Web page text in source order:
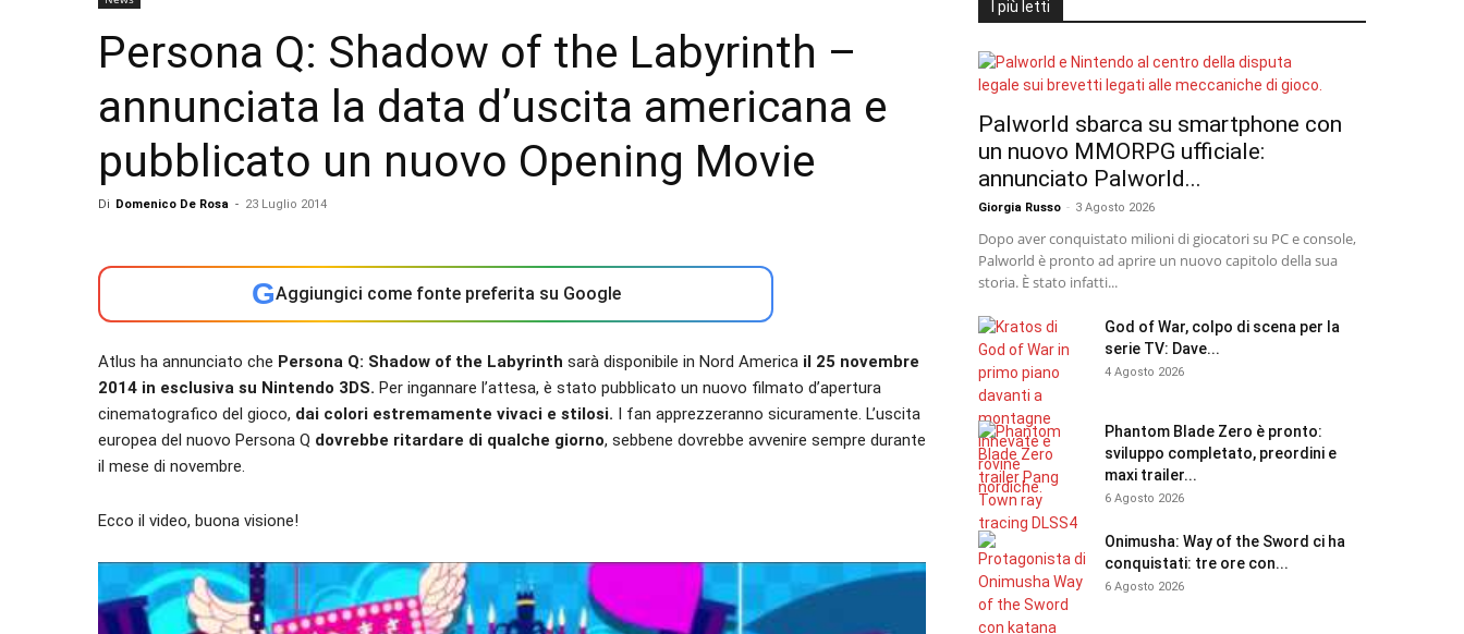
Persona Q: Shadow of the Labyrinth –
annunciata la data d’uscita americana e
pubblicato un nuovo Opening Movie
Di Domenico De Rosa - 23 Luglio 2014
GAggiungici come fonte preferita su Google
Atlus ha annunciato che Persona Q: Shadow of the Labyrinth sarà disponibile in Nord America il 25 novembre
2014 in esclusiva su Nintendo 3DS. Per ingannare l’attesa, è stato pubblicato un nuovo filmato d’apertura
cinematografico del gioco, dai colori estremamente vivaci e stilosi. I fan apprezzeranno sicuramente. L’uscita
europea del nuovo Persona Q dovrebbe ritardare di qualche giorno, sebbene dovrebbe avvenire sempre durante
il mese di novembre.
Ecco il video, buona visione!
I più letti
Palworld sbarca su smartphone con
un nuovo MMORPG ufficiale:
annunciato Palworld...
Giorgia Russo - 3 Agosto 2026
Dopo aver conquistato milioni di giocatori su PC e console,
Palworld è pronto ad aprire un nuovo capitolo della sua
storia. È stato infatti...
God of War, colpo di scena per la
serie TV: Dave...
4 Agosto 2026
Phantom Blade Zero è pronto:
sviluppo completato, preordini e
maxi trailer...
6 Agosto 2026
Onimusha: Way of the Sword ci ha
conquistati: tre ore con...
6 Agosto 2026